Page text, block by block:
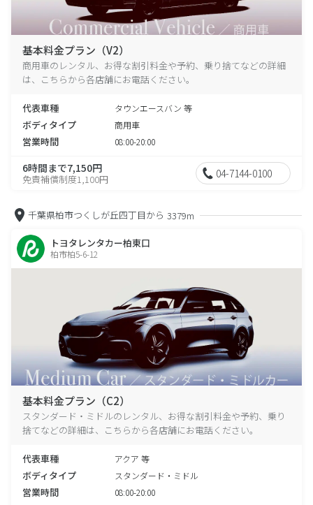
基本料金プラン（V2）
商用車のレンタル、お得な割引料金や予約、乗り捨てなどの詳細
は、こちらから各店舗にお電話ください。
代表車種 タウンエースバン 等
ボディタイプ 商用車
営業時間 08:00-20:00
6時間まで7,150円
免責補償制度1,100円 04-7144-0100
千葉県柏市つくしが丘四丁目から 3379m
トヨタレンタカー柏東口
柏市柏5-6-12
基本料金プラン（C2）
スタンダード・ミドルのレンタル、お得な割引料金や予約、乗り
捨てなどの詳細は、こちらから各店舗にお電話ください。
代表車種 アクア 等
ボディタイプ スタンダード・ミドル
営業時間 08:00-20:00